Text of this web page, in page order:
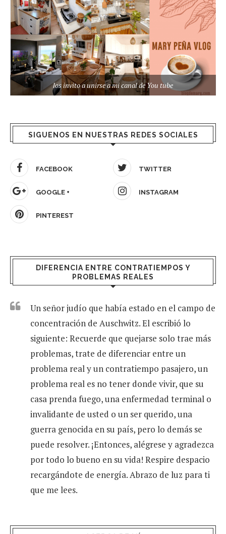
los invito a unirse a mi canal de You tube
SIGUENOS EN NUESTRAS REDES SOCIALES
FACEBOOK TWITTER
GOOGLE + INSTAGRAM
PINTEREST
DIFERENCIA ENTRE CONTRATIEMPOS Y
PROBLEMAS REALES
Un señor judío que había estado en el campo de
concentración de Auschwitz. El escribió lo
siguiente: Recuerde que quejarse solo trae más
problemas, trate de diferenciar entre un
problema real y un contratiempo pasajero, un
problema real es no tener donde vivir, que su
casa prenda fuego, una enfermedad terminal o
invalidante de usted o un ser querido, una
guerra genocida en su país, pero lo demás se
puede resolver. ¡Entonces, alégrese y agradezca
por todo lo bueno en su vida! Respire despacio
recargándote de energía. Abrazo de luz para ti
que me lees.